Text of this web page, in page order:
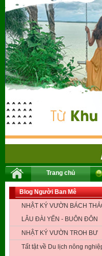
Trang chủ
Blog Người Ban Mê
NHẬT KÝ VƯỜN BÁCH
LÂU ĐÀI YẾN - BUÔN ĐÔN
NHẬT KÝ VƯỜN TROH BƯ
Tất tật về Du lịch nông